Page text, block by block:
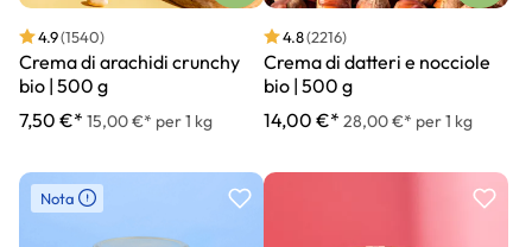
4.9(1540)
Crema di arachidi crunchy
bio | 500 g
7,50 €* 15,00 €* per 1 kg
4.8(2216)
Crema di datteri e nocciole
bio | 500 g
14,00 €* 28,00 €* per 1 kg
Nota